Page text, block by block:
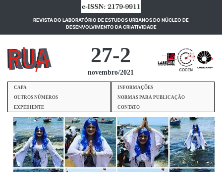
REVISTA DO LABORATÓRIO DE ESTUDOS URBANOS DO NÚCLEO DE
DESENVOLVIMENTO DA CRIATIVIDADE(current)
27-2
novembro/2021
CAPA
INFORMAÇÕES
OUTROS NÚMEROS
NORMAS PARA PUBLICAÇÃO
EXPEDIENTE
CONTATO